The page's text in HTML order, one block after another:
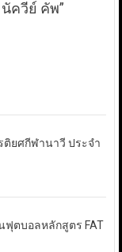
ควีย์ คัพ”
ติยศกีฬานาวี ประจำ
ฟุตบอลหลักสูตร FAT